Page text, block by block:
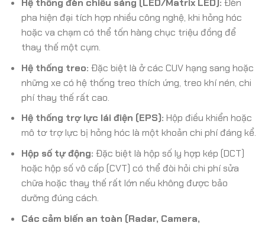
Hệ thống đèn chiếu sáng (LED/Matrix LED): Đèn
pha hiện đại tích hợp nhiều công nghệ, khi hỏng hóc
hoặc va chạm có thể tốn hàng chục triệu đồng để
thay thế một cụm.
Hệ thống treo: Đặc biệt là ở các CUV hạng sang hoặc
những xe có hệ thống treo thích ứng, treo khí nén, chi
phí thay thế rất cao.
Hệ thống trợ lực lái điện (EPS): Hộp điều khiển hoặc
mô tơ trợ lực bị hỏng hóc là một khoản chi phí đáng kể.
Hộp số tự động: Đặc biệt là hộp số ly hợp kép (DCT)
hoặc hộp số vô cấp (CVT) có thể đòi hỏi chi phí sửa
chữa hoặc thay thế rất lớn nếu không được bảo
dưỡng đúng cách.
Các cảm biến an toàn (Radar, Camera,